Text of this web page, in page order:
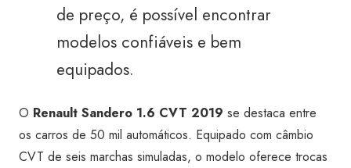
de preço, é possível encontrar
modelos confiáveis e bem
equipados.
O Renault Sandero 1.6 CVT 2019 se destaca entre
os carros de 50 mil automáticos. Equipado com câmbio
CVT de seis marchas simuladas, o modelo oferece trocas